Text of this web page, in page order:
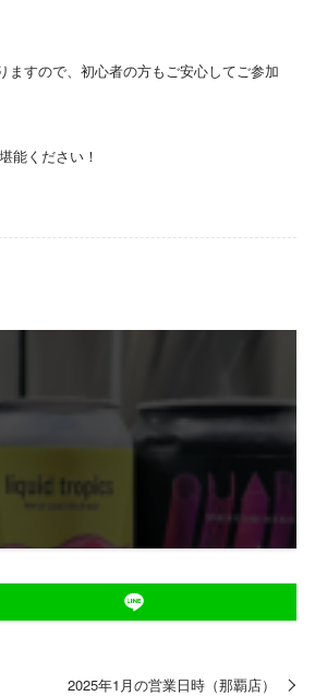
すので、初心者の方もご安心してご参加
能ください！
2025年1月の営業日時（那覇店）